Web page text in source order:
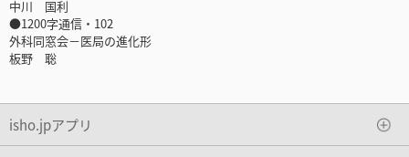
中川 国利
●1200字通信・102
外科同窓会－医局の進化形
板野 聡
isho.jpアプリ